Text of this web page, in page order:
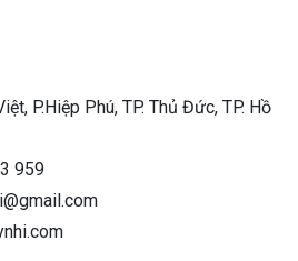
P.Hiệp Phú, TP. Thủ Đức, TP. Hồ
959